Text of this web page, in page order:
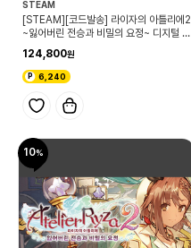
STEAM
[STEAM][코드발송] 라이자의 아틀리에2
~잃어버린 전승과 비밀의 요정~ 디지털 디
124,800
6,240
10